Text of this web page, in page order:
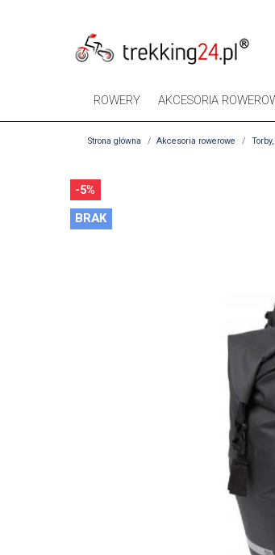
ROWERY AKCESORIA
Strona główna Akcesoria rowerowe
-5%
BRAK